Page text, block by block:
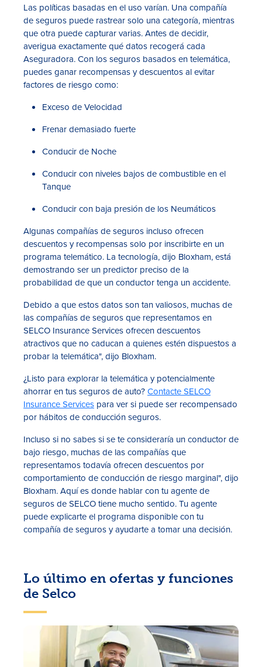
Las políticas basadas en el uso varían. Una compañía
de seguros puede rastrear solo una categoría, mientras
que otra puede capturar varias. Antes de decidir,
averigua exactamente qué datos recogerá cada
Aseguradora. Con los seguros basados en telemática,
puedes ganar recompensas y descuentos al evitar
factores de riesgo como:
Exceso de Velocidad
Frenar demasiado fuerte
Conducir de Noche
Conducir con niveles bajos de combustible en el
Tanque
Conducir con baja presión de los Neumáticos
Algunas compañías de seguros incluso ofrecen
descuentos y recompensas solo por inscribirte en un
programa telemático. La tecnología, dijo Bloxham, está
demostrando ser un predictor preciso de la
probabilidad de que un conductor tenga un accidente.
Debido a que estos datos son tan valiosos, muchas de
las compañías de seguros que representamos en
SELCO Insurance Services ofrecen descuentos
atractivos que no caducan a quienes estén dispuestos a
probar la telemática", dijo Bloxham.
¿Listo para explorar la telemática y potencialmente
ahorrar en tus seguros de auto?Contacte SELCO
Insurance Services para ver si puede ser recompensado
por hábitos de conducción seguros.
Incluso si no sabes si se te consideraría un conductor de
bajo riesgo, muchas de las compañías que
representamos todavía ofrecen descuentos por
comportamiento de conducción de riesgo marginal", dijo
Bloxham. Aquí es donde hablar con tu agente de
seguros de SELCO tiene mucho sentido. Tu agente
puede explicarte el programa disponible con tu
compañía de seguros y ayudarte a tomar una decisión.
Lo último en ofertas y funciones
de Selco